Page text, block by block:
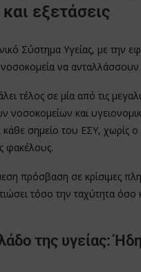
εξετάσεις
Σύστημα Υγείας, με την
να
τέλος σε μία από τις
νοσοκομείων και
κάθε σημείο του ΕΣΥ, χωρίς
φακέλους.
πρόσβαση σε κρίσιμες
τόσο την ταχύτητα όσο
της υγείας: